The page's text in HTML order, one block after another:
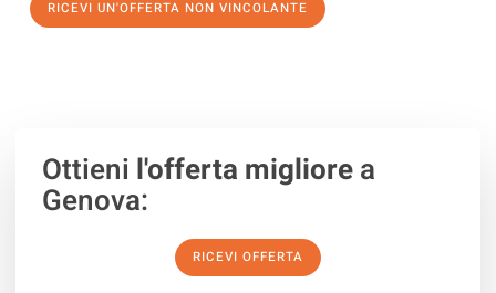
RICEVI UN'OFFERTA NON VINCOLANTE
Ottieni l'offerta migliorea
Genova:
RICEVI OFFERTA